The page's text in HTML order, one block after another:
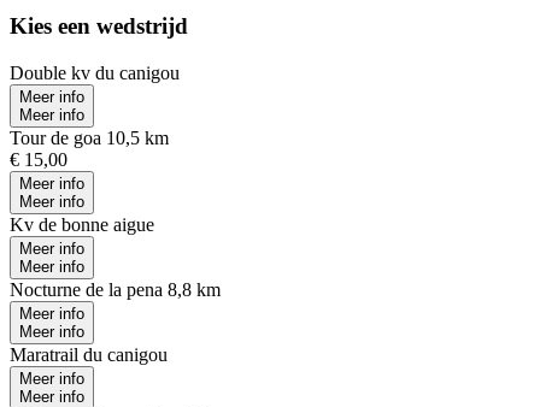
Kies een wedstrijd
Double kv du canigou
Meer info
Meer info
Tour de goa 10,5 km
€ 15,00
Meer info
Meer info
Kv de bonne aigue
Meer info
Meer info
Nocturne de la pena 8,8 km
Meer info
Meer info
Maratrail du canigou
Meer info
Meer info